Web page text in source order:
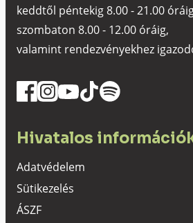
keddtől péntekig 8.00 - 21.00
szombaton 8.00 - 12.00 óráig,
valamint rendezvényekhez
Hivatalos
Adatvédelem
Sütikezelés
ÁSZF